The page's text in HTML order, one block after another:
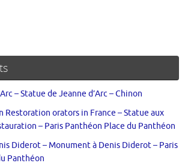
– Statue de Jeanne d’Arc – Chinon
Restoration orators in France – Statue aux
– Paris Panthéon Place du Panthéon
Diderot – Monument à Denis Diderot – Paris
Panthéon